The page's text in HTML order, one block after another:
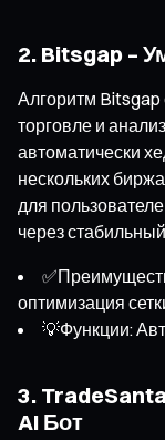
2. Bitsgap –
Алгоритм Bitsgap
торговле и
автоматически
нескольких
для
через
оптимизация
💡Функции:
3.
AI Бот